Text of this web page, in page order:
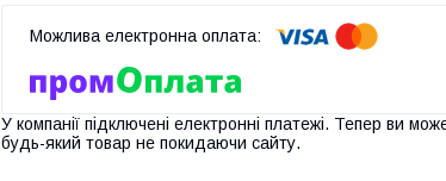
У компанії підключені електронні платежі. Тепер ви
будь-який товар не покидаючи сайту.